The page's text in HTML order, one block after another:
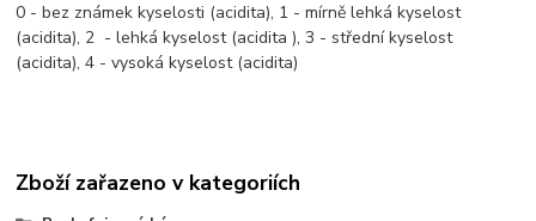
0 - bez známek kyselosti (acidita), 1 - mírně lehká kyselost
(acidita), 2 - lehká kyselost (acidita ), 3 - střední kyselost
(acidita), 4 - vysoká kyselost (acidita)
Zboží zařazeno v kategoriích